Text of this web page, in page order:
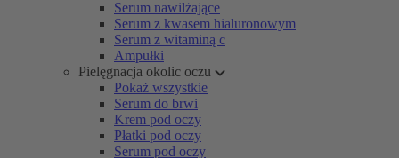
Serum nawilżające
Serum z kwasem hialuronowym
Serum z witaminą c
Ampułki
Pielęgnacja okolic oczu
Pokaż wszystkie
Serum do brwi
Krem pod oczy
Płatki pod oczy
Serum pod oczy